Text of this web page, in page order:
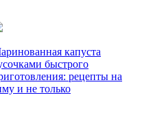
капуста
быстрого
рецепты на
и не только